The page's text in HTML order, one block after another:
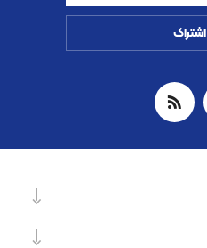
اشتراک